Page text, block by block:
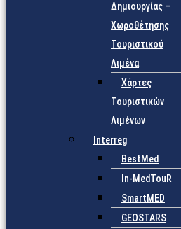
Δημιουργίας –
Χωροθέτησης
Τουριστικού
Λιμένα
Χάρτες
Τουριστικών
Λιμένων
Interreg
BestMed
In-MedTouR
SmartMED
GEOSTARS